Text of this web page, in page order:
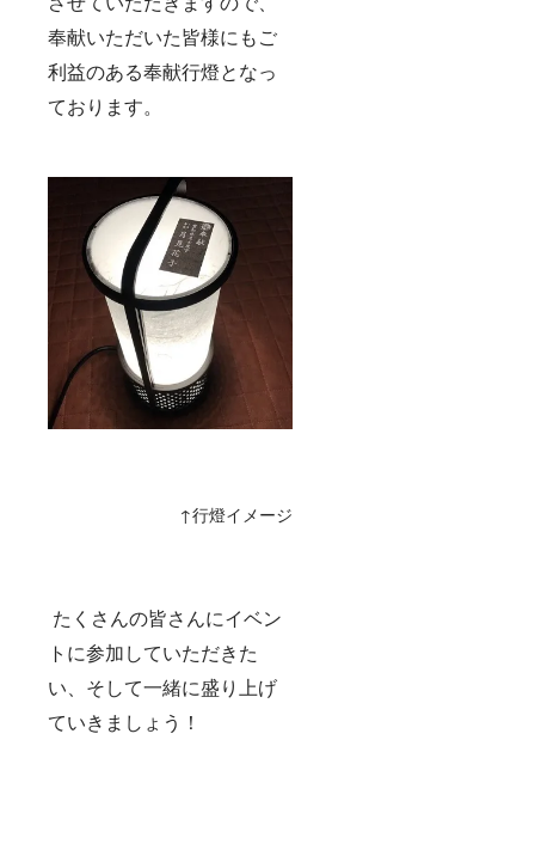
奉献いただいた皆様にもご
利益のある奉献行燈となっ
ております。
↑行燈イメージ
たくさんの皆さんにイベン
トに参加していただきた
い、そして一緒に盛り上げ
ていきましょう！